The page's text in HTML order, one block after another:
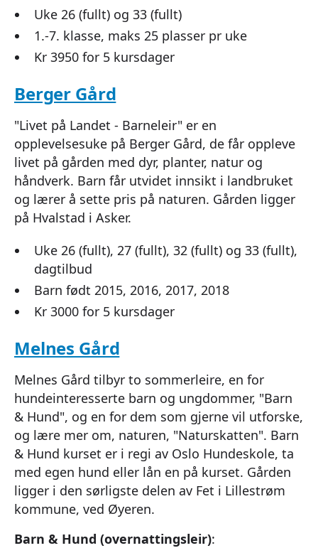
Uke 26 (fullt) og 33 (fullt)
1.-7. klasse, maks 25 plasser pr uke
Kr 3950 for 5 kursdager
Berger Gård
"Livet på Landet - Barneleir" er en
opplevelsesuke på Berger Gård, de får oppleve
livet på gården med dyr, planter, natur og
håndverk. Barn får utvidet innsikt i landbruket
og lærer å sette pris på naturen. Gården ligger
på Hvalstad i Asker.
Uke 26 (fullt), 27 (fullt), 32 (fullt) og 33 (fullt),
dagtilbud
Barn født 2015, 2016, 2017, 2018
Kr 3000 for 5 kursdager
Melnes Gård
Melnes Gård tilbyr to sommerleire, en for
hundeinteresserte barn og ungdommer, "Barn
& Hund", og en for dem som gjerne vil utforske,
og lære mer om, naturen, "Naturskatten". Barn
& Hund kurset er i regi av Oslo Hundeskole, ta
med egen hund eller lån en på kurset. Gården
ligger i den sørligste delen av Fet i Lillestrøm
kommune, ved Øyeren.
Barn & Hund (overnattingsleir):